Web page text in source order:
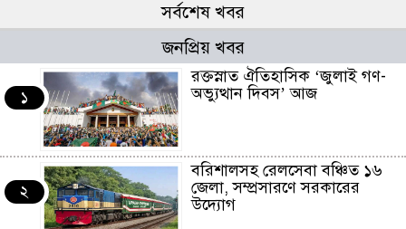
সর্বশেষ খবর
জনপ্রিয় খবর
১
রক্তস্নাত ঐতিহাসিক ‌‘জুলাই গণ-
অভ্যুত্থান দিবস’ আজ
২
বরিশালসহ রেলসেবা বঞ্চিত ১৬
জেলা, সম্প্রসারণে সরকারের
উদ্যোগ